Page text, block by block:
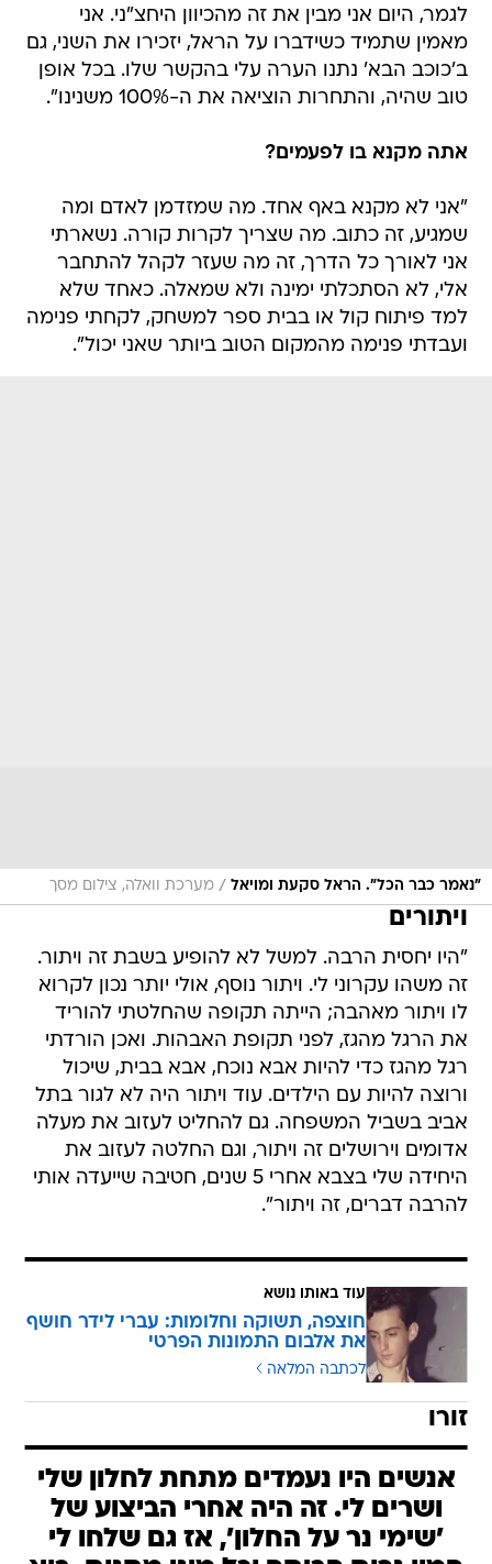
לגמר, היום אני מבין את זה מהכיוון היחצ"ני. אני
מאמין שתמיד כשידברו על הראל, יזכירו את השני, גם
ב'כוכב הבא' נתנו הערה עלי בהקשר שלו. בכל אופן
טוב שהיה, והתחרות הוציאה את ה-100% משנינו".
אתה מקנא בו לפעמים?
"אני לא מקנא באף אחד. מה שמזדמן לאדם ומה
שמגיע, זה כתוב. מה שצריך לקרות קורה. נשארתי
אני לאורך כל הדרך, זה מה שעזר לקהל להתחבר
אלי, לא הסתכלתי ימינה ולא שמאלה. כאחד שלא
למד פיתוח קול או בבית ספר למשחק, לקחתי פנימה
ועבדתי פנימה מהמקום הטוב ביותר שאני יכול".
"נאמר כבר הכל". הראל סקעת ומויאל / מערכת וואלה, צילום מסך
ויתורים
"היו יחסית הרבה. למשל לא להופיע בשבת זה ויתור.
זה משהו עקרוני לי. ויתור נוסף, אולי יותר נכון לקרוא
לו ויתור מאהבה; הייתה תקופה שהחלטתי להוריד
את הרגל מהגז, לפני תקופת האבהות. ואכן הורדתי
רגל מהגז כדי להיות אבא נוכח, אבא בבית, שיכול
ורוצה להיות עם הילדים. עוד ויתור היה לא לגור בתל
אביב בשביל המשפחה. גם להחליט לעזוב את מעלה
אדומים וירושלים זה ויתור, וגם החלטה לעזוב את
היחידה שלי בצבא אחרי 5 שנים, חטיבה שייעדה אותי
להרבה דברים, זה ויתור".
עוד באותו נושא
חוצפה, תשוקה וחלומות: עברי לידר חושף
את אלבום התמונות הפרטי
לכתבה המלאה
זורו
אנשים היו נעמדים מתחת לחלון שלי
ושרים לי. זה היה אחרי הביצוע של
'שימי נר על החלון', אז גם שלחו לי